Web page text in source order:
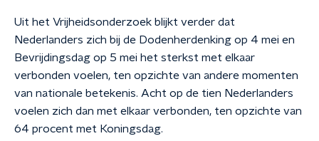
Uit het Vrijheidsonderzoek blijkt verder dat
Nederlanders zich bij de Dodenherdenking op 4 mei en
Bevrijdingsdag op 5 mei het sterkst met elkaar
verbonden voelen, ten opzichte van andere momenten
van nationale betekenis. Acht op de tien Nederlanders
voelen zich dan met elkaar verbonden, ten opzichte van
64 procent met Koningsdag.